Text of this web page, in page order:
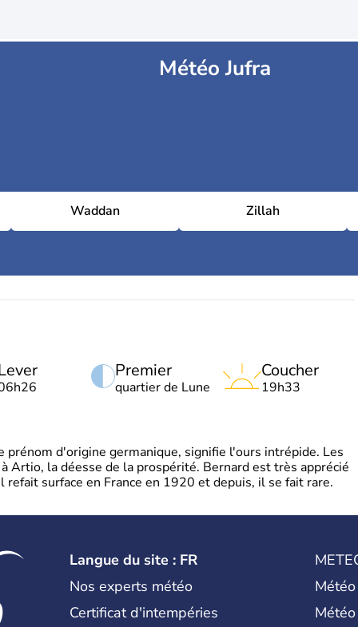
Météo Jufra
Waddan Zillah
Premier
quartier de Lune
Coucher
19h33
prénom d'origine germanique, signifie l'ours intrépide. Les
Artio, la déesse de la prospérité. Bernard est très apprécié
refait surface en France en 1920 et depuis, il se fait rare.
Langue du site : FR
Nos experts météo
Certificat d'intempéries